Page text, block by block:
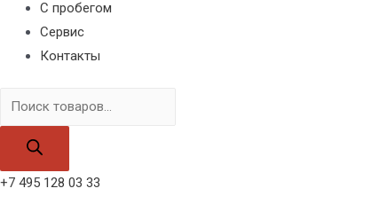
С пробегом
Сервис
Контакты
Поиск
товаров
+7 495 128 03 33